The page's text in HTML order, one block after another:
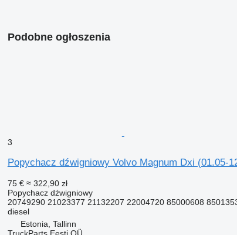
Podobne ogłoszenia
3
Popychacz dźwigniowy Volvo Magnum Dxi (01.05-
75 € ≈ 322,90 zł
Popychacz dźwigniowy
20749290 21023377 21132207 22004720 85000608
diesel
Estonia, Tallinn